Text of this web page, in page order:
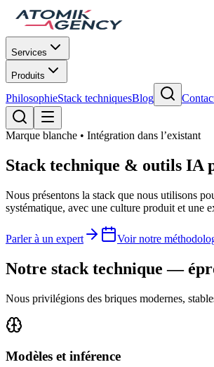
Services
Produits
PhilosophieStack techniquesBlog
Marque blanche • Intégration dans l’existant
Stack technique & outils IA
Nous présentons la stack que nous utilisons
systématique, avec une culture produit et une
Parler à un expert Voir notre
Notre stack technique —
Nous privilégions des briques modernes,
Modèles et inférence